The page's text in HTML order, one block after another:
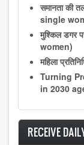
समानता की
single
मुश्किल डगर
women)
महिला
Turning
in 2030
RECEIVE